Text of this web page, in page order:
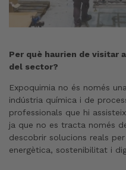
Per què haurien de visitar
del sector?
Expoquimia no és només
indústria química i de
professionals que hi
ja que no es tracta només
descobrir solucions reals
energètica, sostenibilitat i